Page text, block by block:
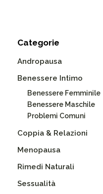
Categorie
Andropausa
Benessere Intimo
Benessere Femminile
Benessere Maschile
Problemi Comuni
Coppia & Relazioni
Menopausa
Rimedi Naturali
Sessualità